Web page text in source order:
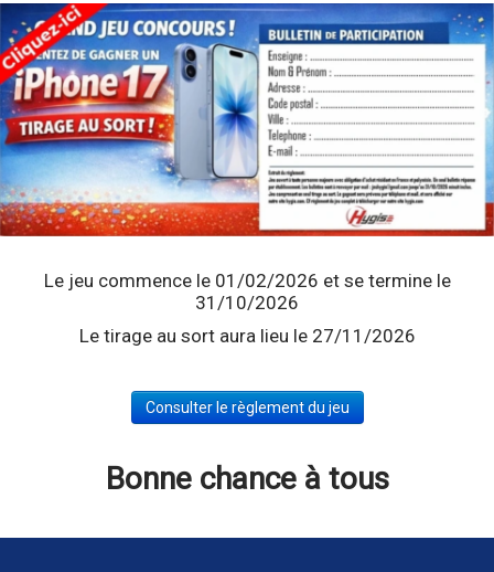
Le jeu commence le 01/02/2026 et se termine le
31/10/2026
Le tirage au sort aura lieu le 27/11/2026
Consulter le règlement du jeu
Bonne chance à tous